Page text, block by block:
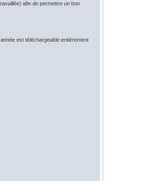
afin de permettre un bon
est téléchargeable entièrement